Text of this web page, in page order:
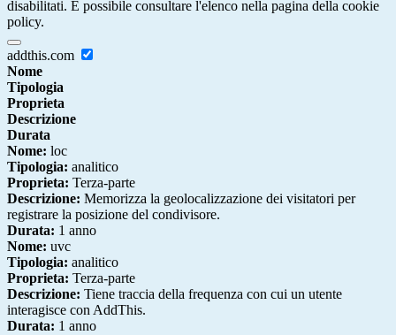
disabilitati. È possibile consultare l'elenco nella pagina della cookie
policy.
addthis.com
Nome
Tipologia
Proprieta
Descrizione
Durata
Nome: loc
Tipologia: analitico
Proprieta: Terza-parte
Descrizione: Memorizza la geolocalizzazione dei visitatori per
registrare la posizione del condivisore.
Durata: 1 anno
Nome: uvc
Tipologia: analitico
Proprieta: Terza-parte
Descrizione: Tiene traccia della frequenza con cui un utente
interagisce con AddThis.
Durata: 1 anno